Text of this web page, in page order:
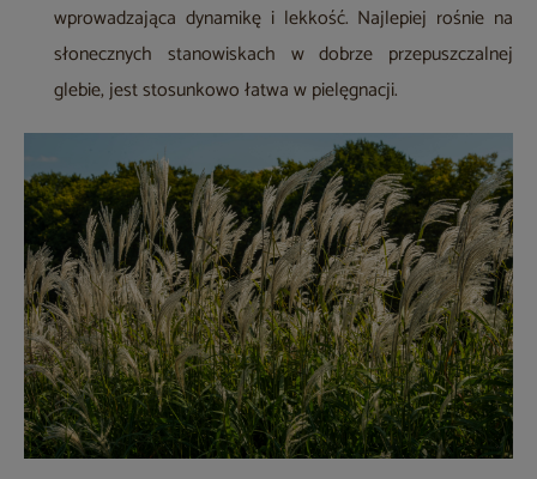
wprowadzająca dynamikę i lekkość. Najlepiej rośnie na
słonecznych stanowiskach w dobrze przepuszczalnej
glebie, jest stosunkowo łatwa w pielęgnacji.